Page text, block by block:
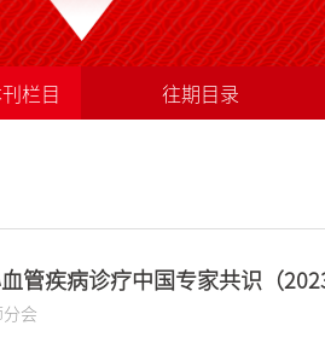
栏目 往期目录
管疾病诊疗中国专家共识（
会